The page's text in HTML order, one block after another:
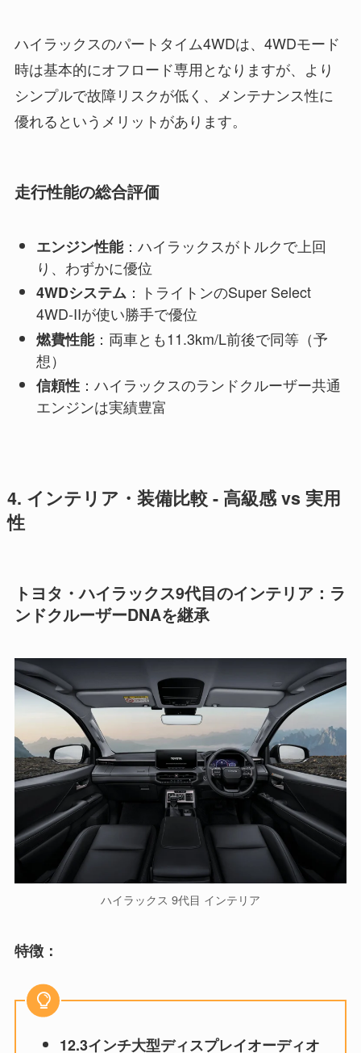
ハイラックスのパートタイム4WDは、4WDモード
時は基本的にオフロード専用となりますが、より
シンプルで故障リスクが低く、メンテナンス性に
優れるというメリットがあります。
走行性能の総合評価
エンジン性能：ハイラックスがトルクで上回
り、わずかに優位
4WDシステム ：トライトンのSuper Select
4WD-IIが使い勝手で優位
燃費性能：両車とも11.3km/L前後で同等（予
想）
信頼性：ハイラックスのランドクルーザー共通
エンジンは実績豊富
4. インテリア・装備比較 - 高級感 vs 実用
性
トヨタ・ハイラックス9代目のインテリア：ラ
ンドクルーザーDNAを継承
ハイラックス 9代目 インテリア
特徴：
12.3インチ大型ディスプレイオーディオ